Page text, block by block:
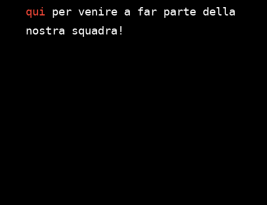
qui per venire a far parte della
nostra squadra!